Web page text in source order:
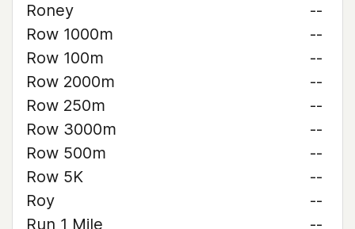
Roney
--
Row 1000m
--
Row 100m
--
Row 2000m
--
Row 250m
--
Row 3000m
--
Row 500m
--
Row 5K
--
Roy
--
Run 1 Mile
--